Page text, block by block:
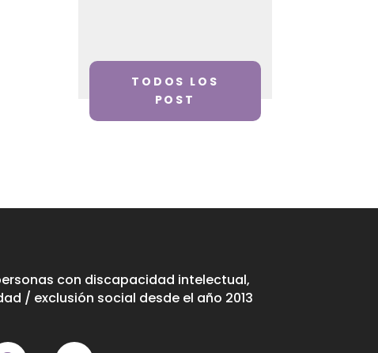
TODOS LOS
POST
con discapacidad intelectual,
/ exclusión social desde el año 2013